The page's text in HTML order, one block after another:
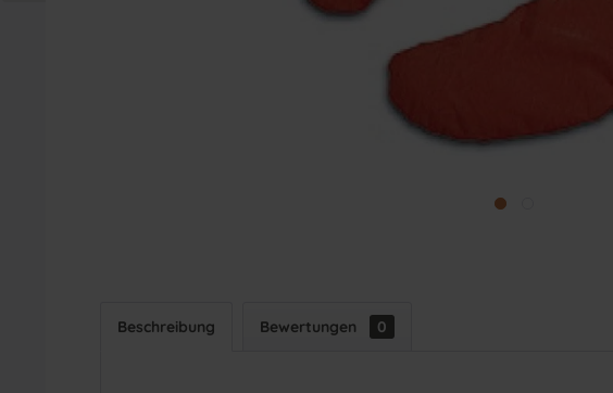
Beschreibung Bewertungen 0